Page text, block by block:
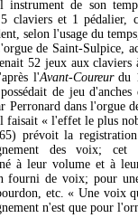
instrument de son
claviers et 1 pédalier,
selon l'usage du
de Saint-Sulpice,
52 jeux aux
l'Avant-Coureurdu
de jeu
Perronard dans l'orgue
faisait « l'effet le plus
prévoit la
des voix;
à leur volume et à
fourni de voix; pour
etc. « Une voix
n'est que pour